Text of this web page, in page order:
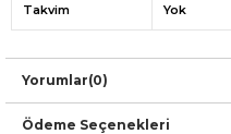
Takvim Yok
Yorumlar(0)
Ödeme Seçenekleri